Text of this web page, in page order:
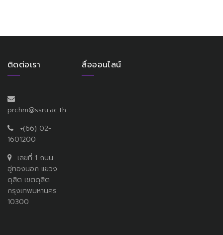
ติดต่อเรา
prchm@ssru.ac.th
+(66) 02-
1601200
เลขที่ 1 ถนน
อู่ทองนอก แขวง
ดุสิต เขตดุสิต
กรุงเทพมหานคร
10300
สื่อออนไลน์